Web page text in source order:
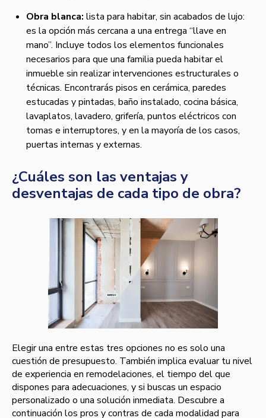
Obra blanca: lista para habitar, sin acabados de lujo:
es la opción más cercana a una entrega “llave en
mano”. Incluye todos los elementos funcionales
necesarios para que una familia pueda habitar el
inmueble sin realizar intervenciones estructurales o
técnicas. Encontrarás pisos en cerámica, paredes
estucadas y pintadas, baño instalado, cocina básica,
lavaplatos, lavadero, grifería, puntos eléctricos con
tomas e interruptores, y en la mayoría de los casos,
puertas internas y externas.
¿Cuáles son las ventajas y
desventajas de cada tipo de obra?
Elegir una entre estas tres opciones no es solo una
cuestión de presupuesto. También implica evaluar tu nivel
de experiencia en remodelaciones, el tiempo del que
dispones para adecuaciones, y si buscas un espacio
personalizado o una solución inmediata. Descubre a
continuación los pros y contras de cada modalidad para